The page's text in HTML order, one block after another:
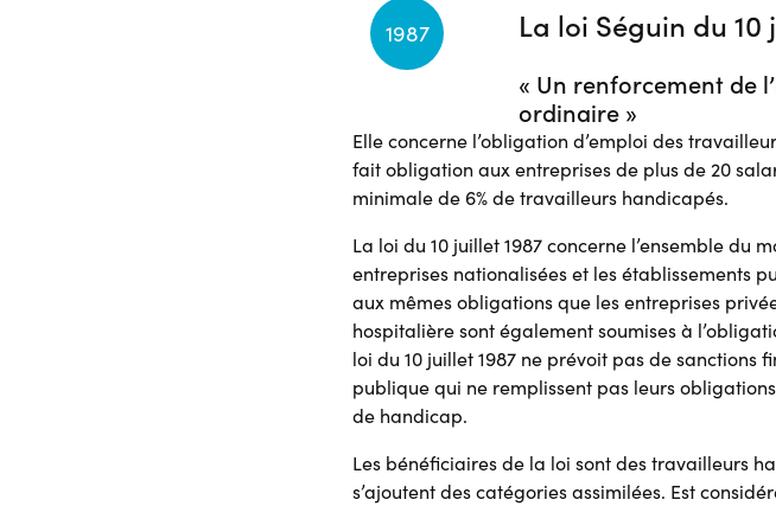
1987 La loi Séguin du 10
« Un renforcement de
ordinaire »
Elle concerne l’obligation d’emploi des
fait obligation aux entreprises de plus de 20
minimale de 6% de travailleurs handicapés.
La loi du 10 juillet 1987 concerne l’ensemble du
entreprises nationalisées et les établissements
aux mêmes obligations que les entreprises
hospitalière sont également soumises à
loi du 10 juillet 1987 ne prévoit pas de sanctions
publique qui ne remplissent pas leurs
de handicap.
Les bénéficiaires de la loi sont des travailleurs
s’ajoutent des catégories assimilées. Est